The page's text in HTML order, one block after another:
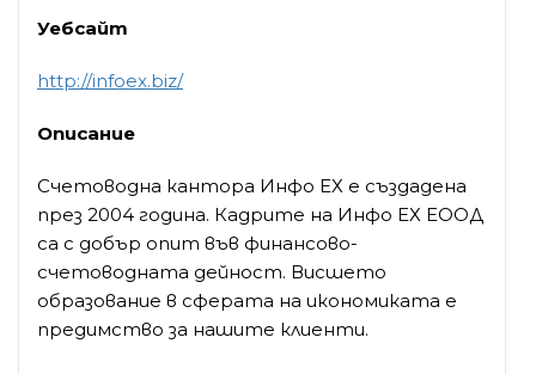
Уебсайт
http://infoex.biz/
Описание
Счетоводна кантора Инфо ЕХ е създадена
през 2004 година. Кадрите на Инфо ЕХ ЕООД
са с добър опит във финансово-
счетоводната дейност. Висшето
образование в сферата на икономиката е
предимство за нашите клиенти.